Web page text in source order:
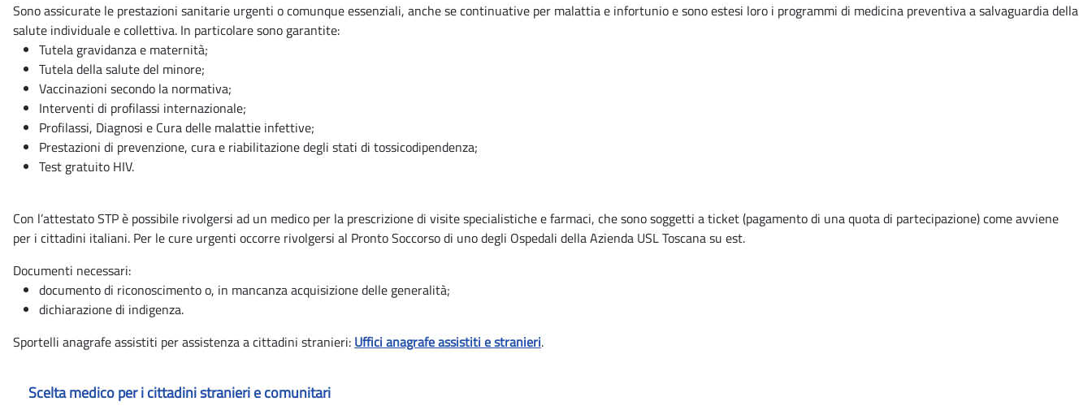
Scelta medico per i cittadini stranieri e comunitari
Sono assicurate le prestazioni sanitarie urgenti o comunque essenziali, anche se continuative per malattia e infortunio e sono estesi loro i programmi di medicina preventiva a salvaguardia della
salute individuale e collettiva. In particolare sono garantite:
Tutela gravidanza e maternità;
Tutela della salute del minore;
Vaccinazioni secondo la normativa;
Interventi di profilassi internazionale;
Profilassi, Diagnosi e Cura delle malattie infettive;
Prestazioni di prevenzione, cura e riabilitazione degli stati di tossicodipendenza;
Test gratuito HIV.
Con l’attestato STP è possibile rivolgersi ad un medico per la prescrizione di visite specialistiche e farmaci, che sono soggetti a ticket (pagamento di una quota di partecipazione) come avviene
per i cittadini italiani. Per le cure urgenti occorre rivolgersi al Pronto Soccorso di uno degli Ospedali della Azienda USL Toscana su est.
Documenti necessari:
documento di riconoscimento o, in mancanza acquisizione delle generalità;
dichiarazione di indigenza.
Sportelli anagrafe assistiti per assistenza a cittadini stranieri: Uffici anagrafe assistiti e stranieri.